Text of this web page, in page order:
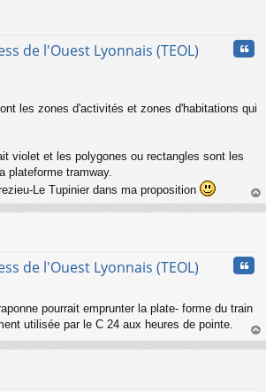
de l'Ouest Lyonnais (TEOL)
les zones d'activités et zones d'habitations qui
violet et les polygones ou rectangles sont les
plateforme tramway.
Le Tupinier dans ma proposition
au
de l'Ouest Lyonnais (TEOL)
pourrait emprunter la plate- forme du train
utilisée par le C 24 aux heures de pointe.
au